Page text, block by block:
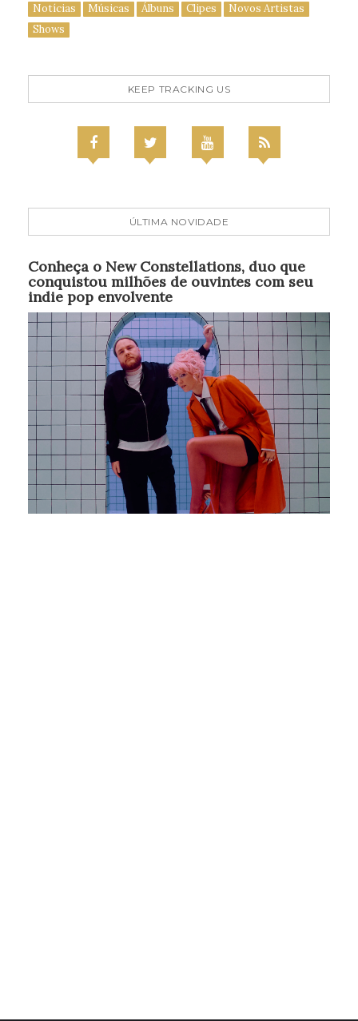
Notícias Músicas Álbuns Clipes
Novos Artistas
Shows
KEEP TRACKING US
ÚLTIMA NOVIDADE
Conheça o New Constellations, duo que
conquistou milhões de ouvintes com seu
indie pop envolvente